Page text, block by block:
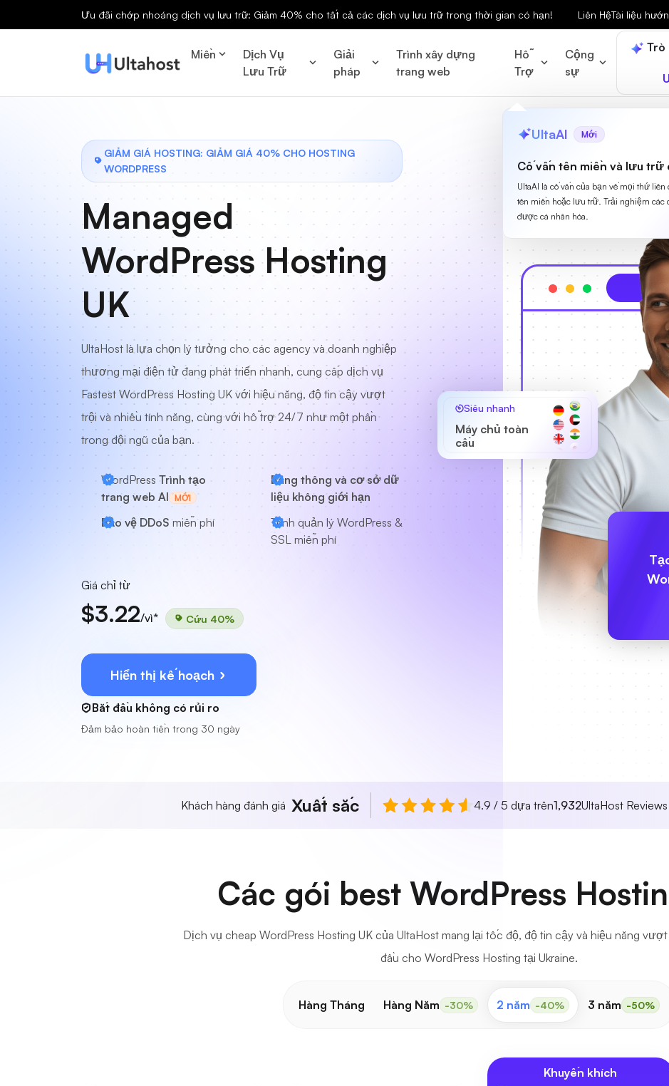
Ưu đãi chớp nhoáng dịch vụ lưu trữ: Giảm 40% cho tất cả các dịch vụ lưu trữ trong thời gian có hạn! Liên HệTài liệu
Miền
Dịch Vụ
Lưu Trữ
Giải
pháp
Trình xây dựng
trang web
Hỗ
Trợ
Cộng
sự
Trò
UltaAI Mới
Cố vấn tên miền và lưu trữ
UltaAI là cố vấn của bạn về mọi thứ liên
tên miền hoặc lưu trữ. Trải nghiệm các
được cá nhân hóa.
GIẢM GIÁ HOSTING: GIẢM GIÁ 40% CHO HOSTING
WORDPRESS
Managed
WordPress Hosting
UK
UltaHost là lựa chọn lý tưởng cho các agency và doanh nghiệp
thương mại điện tử đang phát triển nhanh, cung cấp dịch vụ
Fastest WordPress Hosting UK với hiệu năng, độ tin cậy vượt
trội và nhiều tính năng, cùng với hỗ trợ 24/7 như một phần
trong đội ngũ của bạn.
WordPress Trình tạo
trang web AI MỚI
Băng thông và cơ sở dữ
liệu không giới hạn
Bảo vệ DDoS miễn phí
Trình quản lý WordPress &
SSL miễn phí
Giá chỉ từ
$3.22/vì* Cứu 40%
Hiển thị kế hoạch
Bắt đầu không có rủi ro
Đảm bảo hoàn tiền trong 30 ngày
Siêu nhanh
Máy chủ toàn
cầu
Khách hàng đánh giá Xuất sắc 4.9 / 5 dựa trên1,932UltaHost Reviews
Các gói best WordPress
Dịch vụ cheap WordPress Hosting UK của UltaHost mang lại tốc độ, độ tin cậy và hiệu năng
đầu cho WordPress Hosting tại Ukraine.
Hàng Tháng Hàng Năm -30% 2 năm -40% 3 năm -50%
Khuyến khích